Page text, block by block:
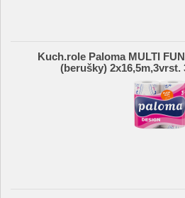
Kuch.role Paloma MULTI
(berušky) 2x16,5m,3vrst.